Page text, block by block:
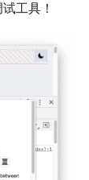
工具！